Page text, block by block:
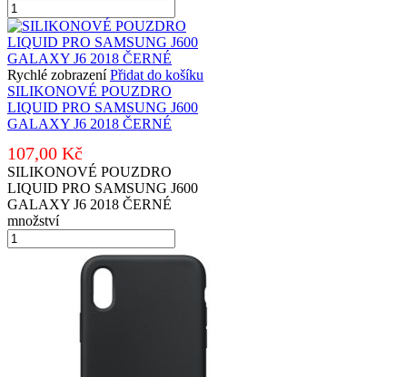
Rychlé zobrazení Přidat do košíku
SILIKONOVÉ POUZDRO
LIQUID PRO SAMSUNG J600
GALAXY J6 2018 ČERNÉ
107,00 Kč
SILIKONOVÉ POUZDRO
LIQUID PRO SAMSUNG J600
GALAXY J6 2018 ČERNÉ
množství